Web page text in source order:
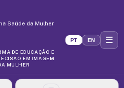
Saúde da Mulher
DE EDUCAÇÃO E
EM IMAGEM
MULHER
PT EN ☰